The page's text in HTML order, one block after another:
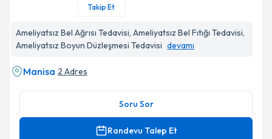
Takip Et
Ameliyatsız Bel Ağrısı Tedavisi, Ameliyatsız Bel Fıtığı Tedavisi,
Ameliyatsız Boyun Düzleşmesi Tedavisi devamı
Manisa 2 Adres
Soru Sor
Randevu Talep Et